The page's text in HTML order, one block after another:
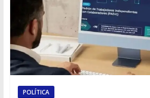
POLÍTICA